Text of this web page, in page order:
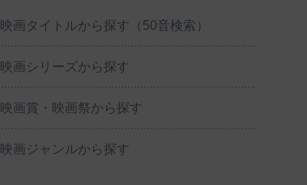
映画タイトルから探す（50音検索）
映画シリーズから探す
映画賞・映画祭から探す
映画ジャンルから探す